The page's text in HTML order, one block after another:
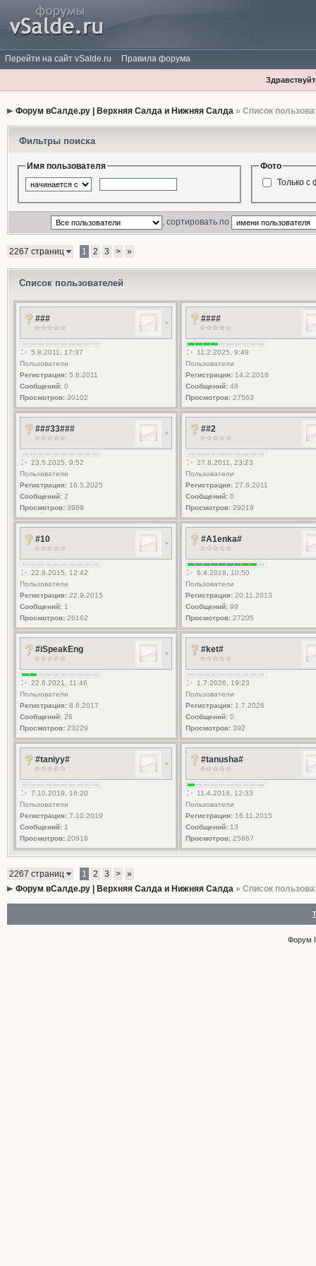
Перейти на сайт vSalde.ru Правила форума
Форум вСалде.ру | Верхняя Салда и Нижняя Салда» Список
Фильтры поиска
Имя пользователя
Фото
Только с
, сортировать по
2267 страниц 1 2 3 > »
Список пользователей
###
5.8.2011, 17:37
Пользователи
Регистрация:5.8.2011
Сообщений:0
Просмотров:30102
####
11.2.2025, 9:49
Пользователи
Регистрация:14.2.2018
Сообщений:48
Просмотров:27563
###33###
23.5.2025, 9:52
Пользователи
Регистрация:16.5.2025
Сообщений:2
Просмотров:3989
##2
27.8.2011, 23:23
Пользователи
Регистрация:27.8.2011
Сообщений:0
Просмотров:29218
#10
22.9.2015, 12:42
Пользователи
Регистрация:22.9.2015
Сообщений:1
Просмотров:26162
#A1enka#
6.4.2018, 10:50
Пользователи
Регистрация:20.11.2013
Сообщений:99
Просмотров:27205
#iSpeakEng
22.6.2021, 11:46
Пользователи
Регистрация:8.6.2017
Сообщений:26
Просмотров:23229
#ket#
1.7.2026, 19:23
Пользователи
Регистрация:1.7.2026
Сообщений:0
Просмотров:392
#taniyy#
7.10.2019, 16:20
Пользователи
Регистрация:7.10.2019
Сообщений:1
Просмотров:20918
#tanusha#
11.4.2018, 12:33
Пользователи
Регистрация:16.11.2015
Сообщений:13
Просмотров:25867
2267 страниц 1 2 3 >
»
Форум вСалде.ру | Верхняя Салда и Нижняя Салда» Список
Форум